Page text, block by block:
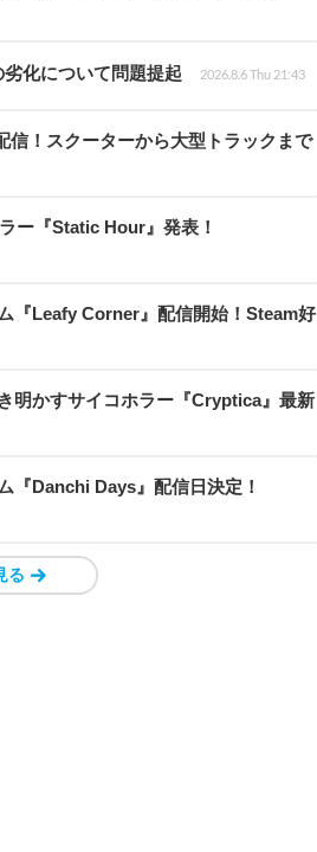
化について問題提起 2026.8.6 Thu 21:43
！スクーターから大型トラックまで
ー『Static Hour』発表！
『Leafy Corner』配信開始！Steam好
明かすサイコホラー『Cryptica』最新
『Danchi Days』配信日決定！
る